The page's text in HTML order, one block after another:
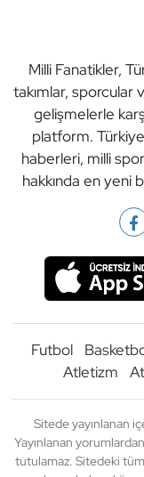
Milli Fanatikler,
takımlar, sporcular
gelişmelerle
platform.
haberleri, milli
hakkında en yeni
Futbol
Atletizm
Sitede yayınlanan
Yayınlanan
tutulamaz. Sitedeki tüm